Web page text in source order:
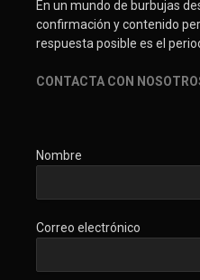
En un mundo de burbujas
confirmación y contenido
respuesta posible es el
CONTACTA CON
Nombre
Correo electrónico